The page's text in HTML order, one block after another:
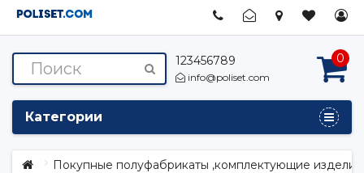
123456789
info@poliset.com
0
Категории
Покупные полуфабрикаты ,комплектующие